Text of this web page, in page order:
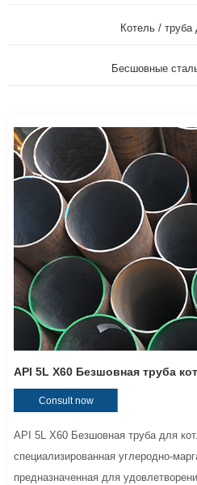
Котель / труба
Бесшовные
API 5L X60 Безшовная труба
Consult now
API 5L X60 Безшовная труба для
специализированная углеродно-
предназначенная для